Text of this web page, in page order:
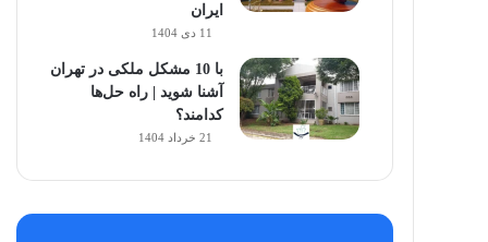
ایران
11 دی 1404
با 10 مشکل ملکی در تهران
آشنا شوید | راه حل‌ها
کدامند؟
21 خرداد 1404